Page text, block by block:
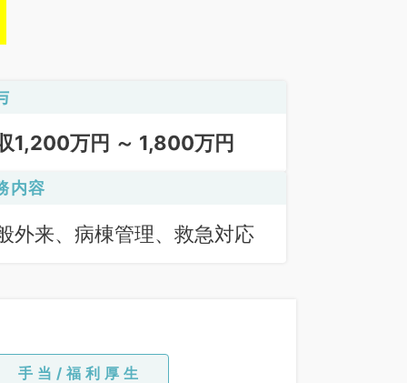
1,200万円 ～ 1,800万円
内容
外来、病棟管理、救急対応
手当/福利厚生